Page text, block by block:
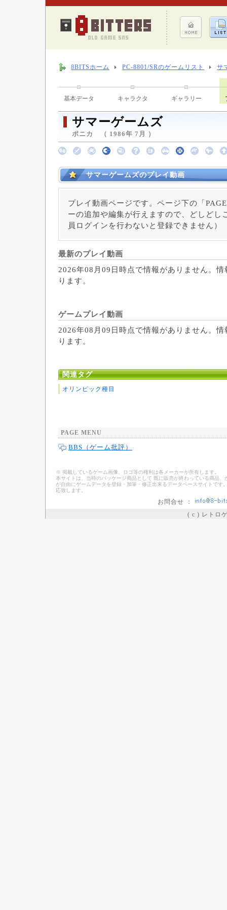
8BITSホーム PC-8801/SRのゲームリスト サ
基本データ キャラクタ ギャラリー
サマーゲームズ
ポニカ （ 1986年 7月 ）
サマーゲームズのプレイ動画
プレイ動画ページです。ページ下の「
ーの追加や編集が行えますので、どしどし
員ログインを行わないと登録できません）
最新のプレイ動画
2026年08月09日時点で情報がありません。
ります。
ゲームプレイ動画
2026年08月09日時点で情報がありません。
ります。
関連タグ
オリンピック種目
PAGE MENU
BBS（ゲーム批評）
※ 掲載しているゲーム画像、ロゴ等の権利は各メーカーが所有します。
本サイトは、当時のパッケージ商品として 既に販売が終わっている商品
が自由にゲームデータを登録・加筆・修正出来るデータベースサイトで
応致します。
お問合せ ：
( c ) レトロ